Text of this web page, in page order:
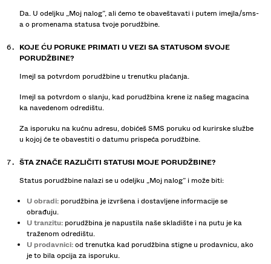
Da. U odeljku „Moj nalog”, ali ćemo te obaveštavati i putem imejla/sms-
a o promenama statusa tvoje porudžbine.
KOJE ĆU PORUKE PRIMATI U VEZI SA STATUSOM SVOJE
PORUDŽBINE?
Imejl sa potvrdom porudžbine u trenutku plaćanja.
Imejl sa potvrdom o slanju, kad porudžbina krene iz našeg magacina
ka navedenom odredištu.
Za isporuku na kućnu adresu, dobićeš SMS poruku od kurirske službe
u kojoj će te obavestiti o datumu prispeća porudžbine.
ŠTA ZNAČE RAZLIČITI STATUSI MOJE PORUDŽBINE?
Status porudžbine nalazi se u odeljku „Moj nalog” i može biti:
U obradi: porudžbina je izvršena i dostavljene informacije se
obrađuju.
U tranzitu: porudžbina je napustila naše skladište i na putu je ka
traženom odredištu.
U prodavnici:od trenutka kad porudžbina stigne u prodavnicu, ako
je to bila opcija za isporuku.